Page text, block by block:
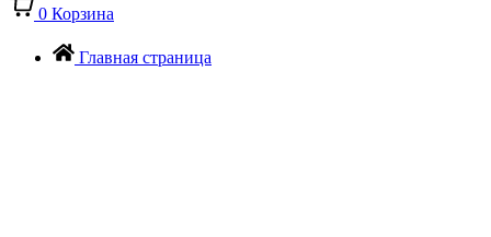
0 Корзина
Главная страница